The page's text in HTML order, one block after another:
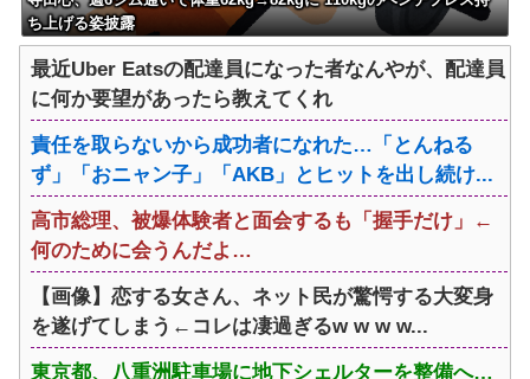
ち上げる姿披露
最近Uber Eatsの配達員になった者なんやが、配達員
に何か要望があったら教えてくれ
責任を取らないから成功者になれた…「とんねる
ず」「おニャン子」「AKB」とヒットを出し続け...
高市総理、被爆体験者と面会するも「握手だけ」←
何のために会うんだよ…
【画像】恋する女さん、ネット民が驚愕する大変身
を遂げてしまう←コレは凄過ぎるw w w w...
東京都、八重洲駐車場に地下シェルターを整備へ…